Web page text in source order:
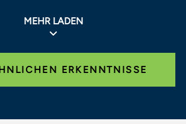
MEHR LADEN
ERKENNTNISSE